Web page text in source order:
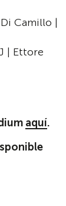
Camillo |
| Ettore
aquí.